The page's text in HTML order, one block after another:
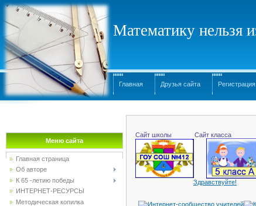
Математику нельзя
Главная Друзья сайта Регистрация
Меню сайта
Главная страница
Об авторе
К 65 -летию победы
ИНТЕРНЕТ-РЕСУРСЫ
Методическая копилка
Сайт школы Сайт класса
Здравствуйте!